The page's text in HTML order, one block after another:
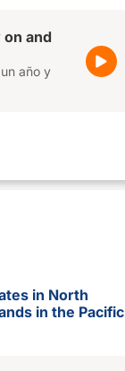
and
año y
in North
in the Pacific